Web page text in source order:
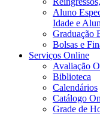
Aluno
Idade e
Graduação
Bolsas e
Serviços Online
Avaliação
Biblioteca
Calendários
Catálogo
Grade de